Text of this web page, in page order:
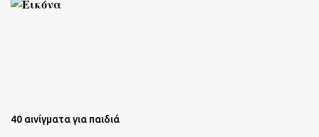
40 αινίγματα για παιδιά